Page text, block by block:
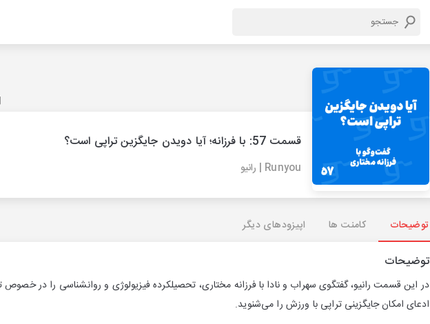
قسمت 57: با فرزانه؛ آیا دویدن جایگزین تراپی است؟
Runyou | رانیو
توضیحات کامنت ها اپیزودهای دیگر
توضیحات
در این قسمت رانیو، گفتگوی سهراب و نادا با فرزانه مختاری، تحصیلکرده فیزیولوژی و روانشناسی را در
ادعای امکان جایگزینی تراپی با ورزش را می‌شنوید.